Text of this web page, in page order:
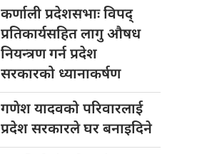
कर्णाली प्रदेशसभाःविपद्
प्रतिकार्यसहित लागु औषध
नियन्त्रण गर्न प्रदेश
सरकारको ध्यानाकर्षण
गणेश यादवकोपरिवारलाई
प्रदेश सरकारले घर बनाइदिने